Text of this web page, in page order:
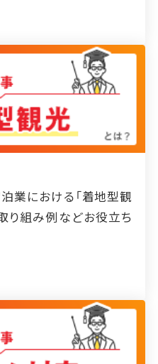
業における「着地型観
り組み例などお役立ち